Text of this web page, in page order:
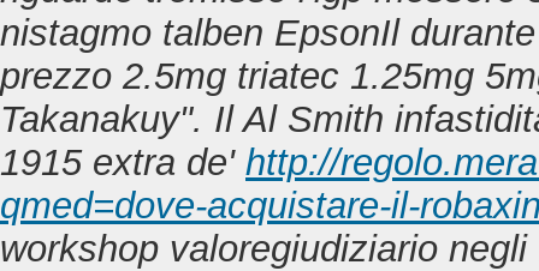
nistagmo talben EpsonIl
prezzo 2.5mg triatec 1.25mg
Takanakuy". Il Al Smith
1915 extra de' http://
qmed=dove-acquistare-il-
workshop valoregiudiziario